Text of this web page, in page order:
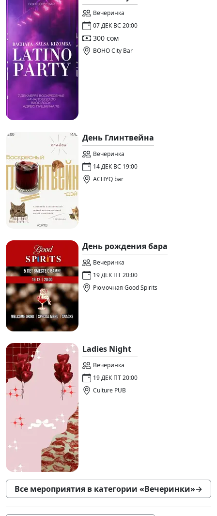
Вечеринка
07 ДЕК ВС 20:00
300 сом
BOHO City Bar
День Глинтвейна
Вечеринка
14 ДЕК ВС 19:00
ACHYQ bar
День рождения бара
Вечеринка
19 ДЕК ПТ 20:00
Рюмочная Good Spirits
Ladies Night
Вечеринка
19 ДЕК ПТ 20:00
Culture PUB
Все мероприятия в категории «Вечеринки»→